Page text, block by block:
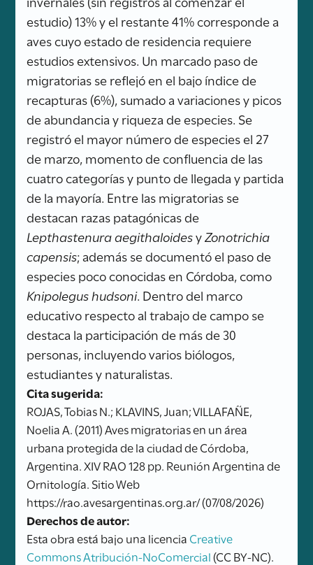
estudio) 13% y el restante 41% corresponde a
aves cuyo estado de residencia requiere
estudios extensivos. Un marcado paso de
migratorias se reflejó en el bajo índice de
recapturas (6%), sumado a variaciones y picos
de abundancia y riqueza de especies. Se
registró el mayor número de especies el 27
de marzo, momento de confluencia de las
cuatro categorías y punto de llegada y partida
de la mayoría. Entre las migratorias se
destacan razas patagónicas de
Lepthastenura aegithaloidesyZonotrichia
capensis; además se documentó el paso de
especies poco conocidas en Córdoba, como
Knipolegus hudsoni. Dentro del marco
educativo respecto al trabajo de campo se
destaca la participación de más de 30
personas, incluyendo varios biólogos,
estudiantes y naturalistas.
Cita sugerida:
ROJAS, Tobias N.; KLAVINS, Juan; VILLAFAÑE,
Noelia A. (2011) Aves migratorias en un área
urbana protegida de la ciudad de Córdoba,
Argentina. XIV RAO 128 pp. Reunión Argentina de
Ornitología. Sitio Web
https://rao.avesargentinas.org.ar/ (07/08/2026)
Derechos de autor:
Esta obra está bajo una licencia Creative
Commons Atribución-NoComercial(CC BY-NC).